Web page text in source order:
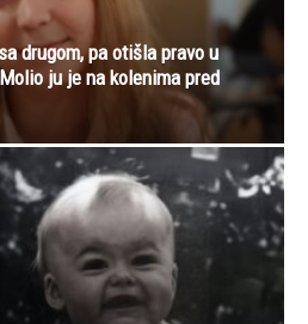
drugom, pa otišla pravo u
ju je na kolenima pred